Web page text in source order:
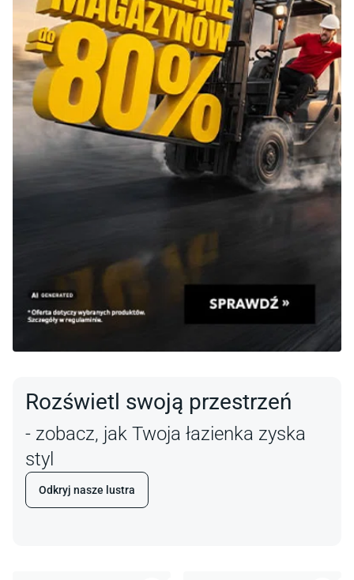
Rozświetl swoją przestrzeń
- zobacz, jak Twoja łazienka zyska
styl
Odkryj nasze lustra